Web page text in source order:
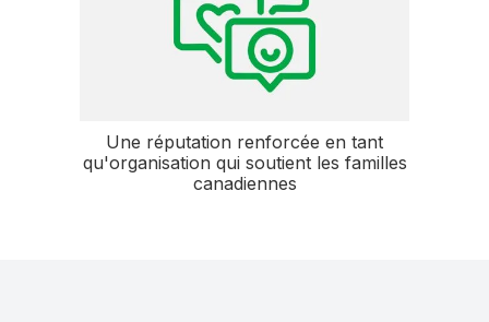
Une réputation renforcée en tant
qu'organisation qui soutient les familles
canadiennes